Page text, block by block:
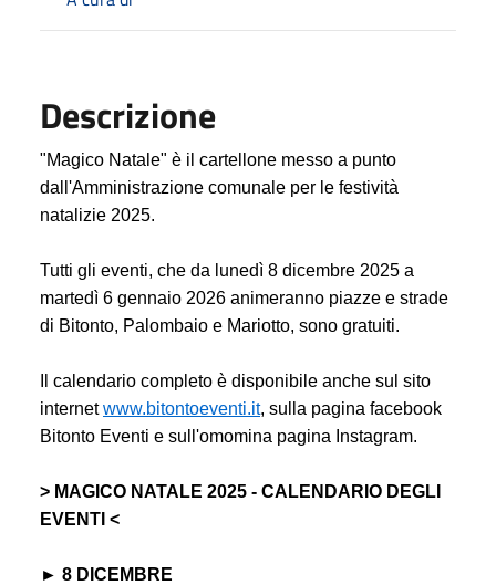
Descrizione
"Magico Natale" è il cartellone messo a punto
dall'Amministrazione comunale per le festività
natalizie 2025.
Tutti gli eventi, che da lunedì 8 dicembre 2025 a
martedì 6 gennaio 2026 animeranno piazze e strade
di Bitonto, Palombaio e Mariotto, sono gratuiti.
Il calendario completo è disponibile anche sul sito
internetwww.bitontoeventi.it, sulla pagina facebook
Bitonto Eventi e sull'omomina pagina Instagram.
> MAGICO NATALE 2025 - CALENDARIO DEGLI
EVENTI <
► 8 DICEMBRE